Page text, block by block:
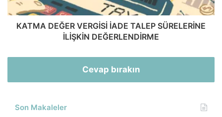
KATMA DEĞER VERGİSİ İADE TALEP SÜRELERİNE
İLİŞKİN DEĞERLENDİRME
Cevap bırakın
Son Makaleler